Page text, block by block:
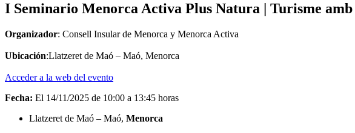
I Seminario Menorca Activa Plus Natura | Turisme
Organizador: Consell Insular de Menorca y Menorca Activa
Ubicación:Llatzeret de Maó – Maó, Menorca
Acceder a la web del evento
Fecha: El 14/11/2025 de 10:00 a 13:45 horas
Llatzeret de Maó – Maó, Menorca